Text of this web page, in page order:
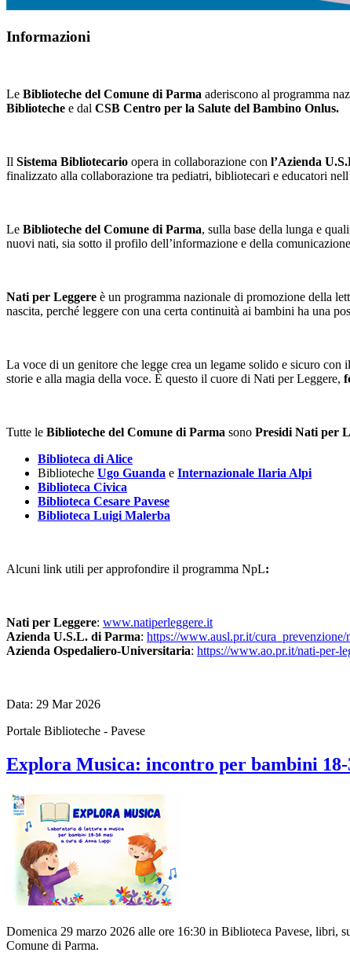
Informazioni
Le Biblioteche del Comune di Parma aderiscono al programma
Biblioteche e dal CSB Centro per la Salute del Bambino Onlus.
Il Sistema Bibliotecario opera in collaborazione con l’Azienda
finalizzato alla collaborazione tra pediatri, bibliotecari e educatori
Le Biblioteche del Comune di Parma, sulla base della lunga e
nuovi nati, sia sotto il profilo dell’informazione e della
Nati per Leggere è un programma nazionale di promozione della
nascita, perché leggere con una certa continuità ai bambini ha una
La voce di un genitore che legge crea un legame solido e sicuro
storie e alla magia della voce. È questo il cuore di Nati per Leggere,
Tutte le Biblioteche del Comune di Parma sono Presidi Nati per
Biblioteca di Alice
Biblioteche Ugo Guanda e Internazionale Ilaria Alpi
Biblioteca Civica
Biblioteca Cesare Pavese
Biblioteca Luigi Malerba
Alcuni link utili per approfondire il programma NpL:
Nati per Leggere: www.natiperleggere.it
Azienda U.S.L. di Parma: https://www.ausl.pr.it/
Azienda Ospedaliero-Universitaria: https://www.ao.pr.it/nati-per-
Data: 29 Mar 2026
Portale Biblioteche - Pavese
Explora Musica: incontro per bambini 18-
Domenica 29 marzo 2026 alle ore 16:30 in Biblioteca Pavese, libri,
Comune di Parma.